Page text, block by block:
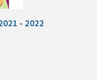
- 2022